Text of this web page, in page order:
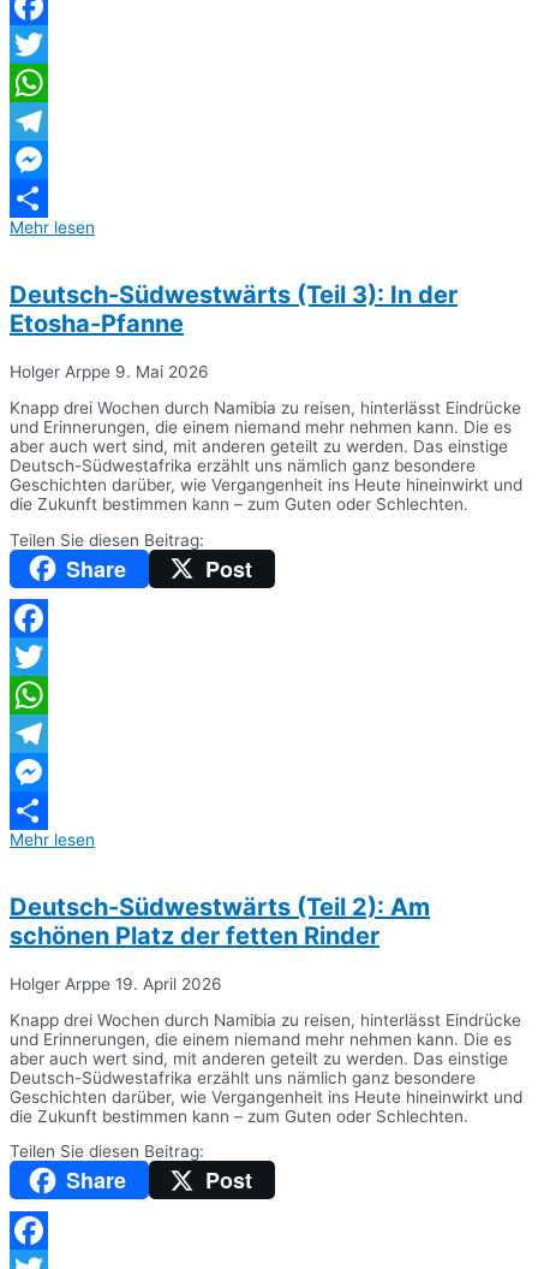
Facebook
Twitter
WhatsApp
Telegram
Messenger
Teilen
Mehr lesen
Deutsch-Südwestwärts (Teil 3): In der
Etosha-Pfanne
Holger Arppe 9. Mai 2026
Knapp drei Wochen durch Namibia zu reisen, hinterlässt Eindrücke
und Erinnerungen, die einem niemand mehr nehmen kann. Die es
aber auch wert sind, mit anderen geteilt zu werden. Das einstige
Deutsch-Südwestafrika erzählt uns nämlich ganz besondere
Geschichten darüber, wie Vergangenheit ins Heute hineinwirkt und
die Zukunft bestimmen kann – zum Guten oder Schlechten.
Teilen Sie diesen Beitrag:
Share Post
Facebook
Twitter
WhatsApp
Telegram
Messenger
Teilen
Mehr lesen
Deutsch-Südwestwärts (Teil 2): Am
schönen Platz der fetten Rinder
Holger Arppe 19. April 2026
Knapp drei Wochen durch Namibia zu reisen, hinterlässt Eindrücke
und Erinnerungen, die einem niemand mehr nehmen kann. Die es
aber auch wert sind, mit anderen geteilt zu werden. Das einstige
Deutsch-Südwestafrika erzählt uns nämlich ganz besondere
Geschichten darüber, wie Vergangenheit ins Heute hineinwirkt und
die Zukunft bestimmen kann – zum Guten oder Schlechten.
Teilen Sie diesen Beitrag:
Share Post